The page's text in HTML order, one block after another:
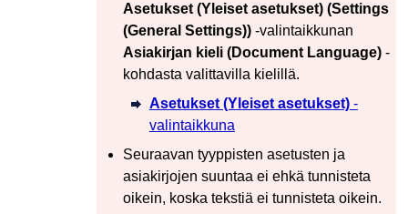
Asetukset (Yleiset asetukset) (Settings
(General Settings)) -valintaikkunan
Asiakirjan kieli (Document Language) -
kohdasta valittavilla kielillä.
Asetukset (Yleiset asetukset)-
valintaikkuna
Seuraavan tyyppisten asetusten ja
asiakirjojen suuntaa ei ehkä tunnisteta
oikein, koska tekstiä ei tunnisteta oikein.